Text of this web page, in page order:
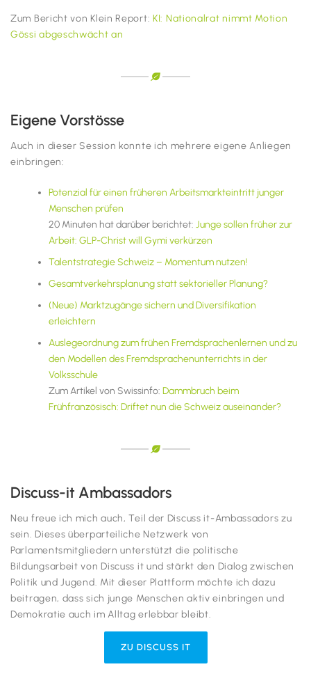
Zum Bericht von Klein Report: KI: Nationalrat nimmt Motion
Gössi abgeschwächt an
Eigene Vorstösse
Auch in dieser Session konnte ich mehrere eigene Anliegen
einbringen:
Potenzial für einen früheren Arbeitsmarkteintritt junger
Menschen prüfen
20 Minuten hat darüber berichtet: Junge sollen früher zur
Arbeit: GLP-Christ will Gymi verkürzen
Talentstrategie Schweiz – Momentum nutzen!
Gesamtverkehrsplanung statt sektorieller Planung?
(Neue) Marktzugänge sichern und Diversifikation
erleichtern
Auslegeordnung zum frühen Fremdsprachenlernen und zu
den Modellen des Fremdsprachenunterrichts in der
Volksschule
Zum Artikel von Swissinfo: Dammbruch beim
Frühfranzösisch: Driftet nun die Schweiz auseinander?
Discuss-it Ambassadors
Neu freue ich mich auch, Teil der Discuss it-Ambassadors zu
sein. Dieses überparteiliche Netzwerk von
Parlamentsmitgliedern unterstützt die politische
Bildungsarbeit von Discuss it und stärkt den Dialog zwischen
Politik und Jugend. Mit dieser Plattform möchte ich dazu
beitragen, dass sich junge Menschen aktiv einbringen und
Demokratie auch im Alltag erlebbar bleibt.
ZU DISCUSS IT